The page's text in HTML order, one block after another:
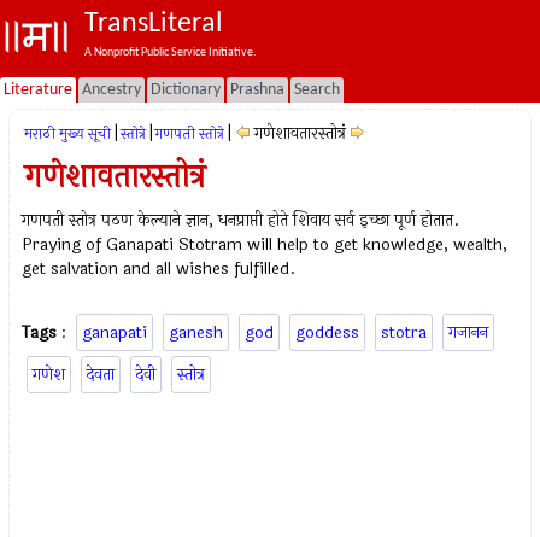
TransLiteral
A Nonprofit Public Service Initiative.
Literature Ancestry Dictionary Prashna Search
मराठी मुख्य सूची स्तोत्रे गणपती स्तोत्रे गणेशावतारस्तोत्रं
गणेशावतारस्तोत्रं
गणपती स्तोत्र पठण केल्याने ज्ञान, धनप्राप्ती होते शिवाय सर्व इच्छा पूर्ण होतात.
Praying of Ganapati Stotram will help to get knowledge, wealth,
get salvation and all wishes fulfilled.
Tags : ganapati ganesh god goddess stotra
गजानन
गणेश
देवता देवी स्तोत्र